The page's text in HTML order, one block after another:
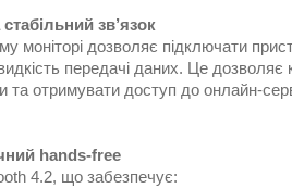
зв’язок
моніторі дозволяє підключати
передачі даних. Це дозволяє
та отримувати доступ до онлайн-
hands-free
4.2, що забезпечує: